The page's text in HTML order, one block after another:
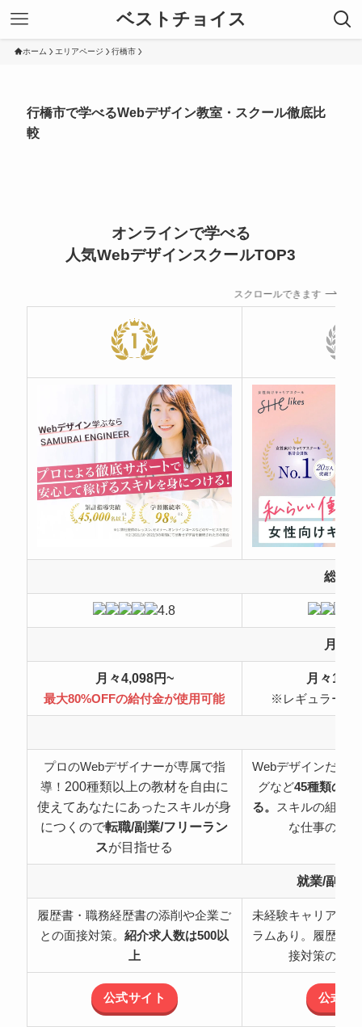
ベストチョイス
ホーム エリアページ 行橋市
行橋市で学べるWebデザイン教室・スクール徹底比
較
オンラインで学べる
人気WebデザインスクールTOP3
スクロールできます
総合
4.8
月額
月々4,098円~
最大80%OFFの給付金が使用可能
月々
※レギュラープ
プロのWebデザイナーが専属で指
導！ 200種類以上の教材を自由に
使えてあなたにあったスキルが身
につくので転職/副業/フリーラン
スが目指せる
Webデザインだけ
グなど45種類の職
る。 スキルの組み
な仕事の可
就業/副業
履歴書・職務経歴書の添削や企業ご
との面接対策。紹介求人数は500以
上
未経験キャリアチ
ラムあり。履歴書
接対策のサ
公式サイト 公式サ